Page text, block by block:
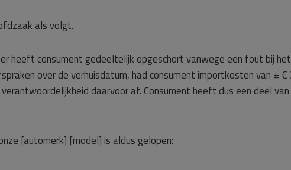
als volgt.
heeft consument gedeeltelijk opgeschort vanwege een fout bij
over de verhuisdatum, had consument importkosten van ±
daarvoor af. Consument heeft dus een deel
[automerk] [model] is aldus gelopen: